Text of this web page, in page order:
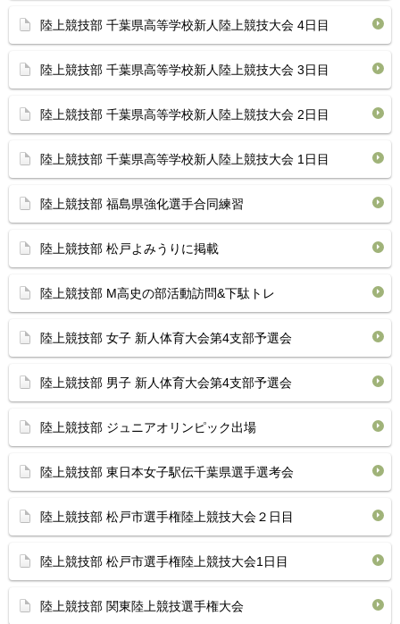
陸上競技部 千葉県高等学校新人陸上競技大会 4日目
陸上競技部 千葉県高等学校新人陸上競技大会 3日目
陸上競技部 千葉県高等学校新人陸上競技大会 2日目
陸上競技部 千葉県高等学校新人陸上競技大会 1日目
陸上競技部 福島県強化選手合同練習
陸上競技部 松戸よみうりに掲載
陸上競技部 M高史の部活動訪問&下駄トレ
陸上競技部 女子 新人体育大会第4支部予選会
陸上競技部 男子 新人体育大会第4支部予選会
陸上競技部 ジュニアオリンピック出場
陸上競技部 東日本女子駅伝千葉県選手選考会
陸上競技部 松戸市選手権陸上競技大会２日目
陸上競技部 松戸市選手権陸上競技大会1日目
陸上競技部 関東陸上競技選手権大会